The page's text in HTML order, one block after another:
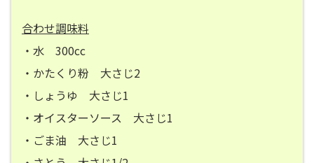
合わせ調味料
・水 300cc
・かたくり粉 大さじ2
・しょうゆ 大さじ1
・オイスターソース 大さじ1
・ごま油 大さじ1